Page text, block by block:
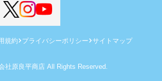
規約 プライバシーポリシー サイトマップ
社原良平商店 All Rights Reserved.